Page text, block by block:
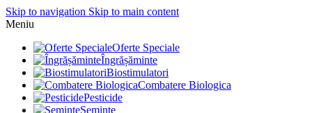
Skip to navigation Skip to main content
Meniu
Oferte Speciale
Îngrășăminte
Biostimulatori
Combatere Biologica
Pesticide
Semințe